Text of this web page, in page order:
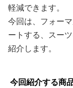
軽減できます。
今回は、フォー
ートする、スー
紹介します。
今回紹介する商